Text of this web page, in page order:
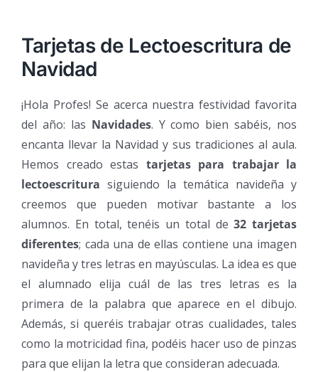
Tarjetas de Lectoescritura de
Navidad
¡Hola Profes! Se acerca nuestra festividad favorita
del año: las Navidades. Y como bien sabéis, nos
encanta llevar la Navidad y sus tradiciones al aula.
Hemos creado estas tarjetas para trabajar la
lectoescritura siguiendo la temática navideña y
creemos que pueden motivar bastante a los
alumnos. En total, tenéis un total de32 tarjetas
diferentes; cada una de ellas contiene una imagen
navideña y tres letras en mayúsculas. La idea es que
el alumnado elija cuál de las tres letras es la
primera de la palabra que aparece en el dibujo.
Además, si queréis trabajar otras cualidades, tales
como la motricidad fina, podéis hacer uso de pinzas
para que elijan la letra que consideran adecuada.